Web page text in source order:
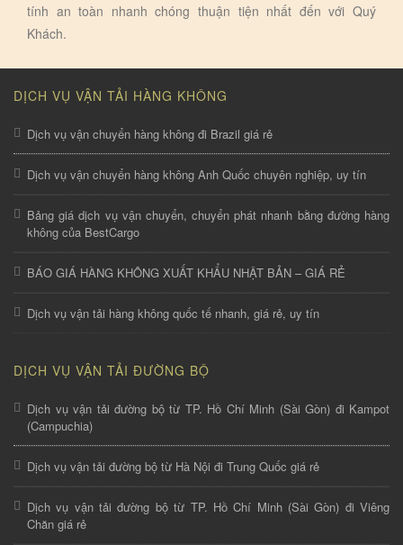
tính an toàn nhanh chóng thuận tiện nhất đến với Quý
Khách.
DỊCH VỤ VẬN TẢI HÀNG KHÔNG
Dịch vụ vận chuyển hàng không đi Brazil giá rẻ
Dịch vụ vận chuyển hàng không Anh Quốc chuyên nghiệp, uy tín
Bảng giá dịch vụ vận chuyển, chuyển phát nhanh bằng đường hàng
không của BestCargo
BÁO GIÁ HÀNG KHÔNG XUẤT KHẨU NHẬT BẢN – GIÁ RẺ
Dịch vụ vận tải hàng không quốc tế nhanh, giá rẻ, uy tín
DỊCH VỤ VẬN TẢI ĐƯỜNG BỘ
Dịch vụ vận tải đường bộ từ TP. Hồ Chí Minh (Sài Gòn) đi Kampot
(Campuchia)
Dịch vụ vận tải đường bộ từ Hà Nội đi Trung Quốc giá rẻ
Dịch vụ vận tải đường bộ từ TP. Hồ Chí Minh (Sài Gòn) đi Viêng
Chăn giá rẻ